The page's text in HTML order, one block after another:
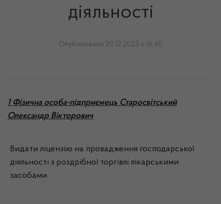
діяльності
Опубліковано 20.12.2023 о 16:40
1 Фізична особа-підприємець Старосвітський
Олександр Вікторович
Видати ліцензію на провадження господарської
діяльності з роздрібної торгівлі лікарськими
засобами